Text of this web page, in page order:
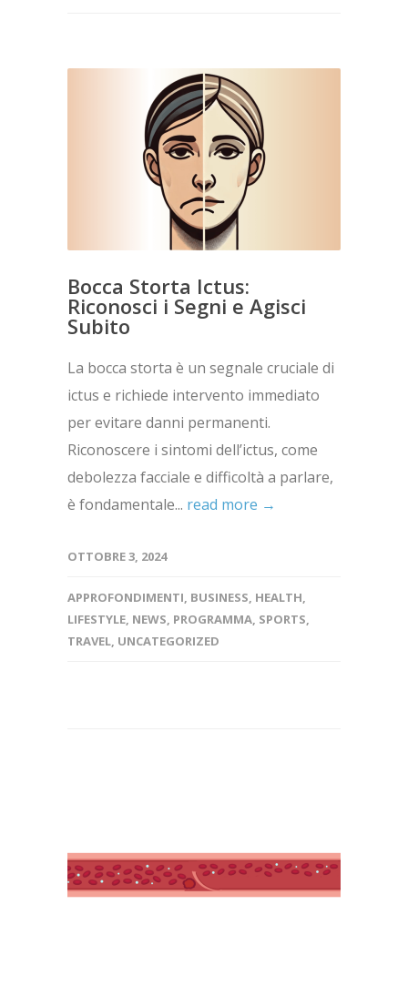
Bocca Storta Ictus:
Riconosci i Segni e Agisci
Subito
La bocca storta è un segnale cruciale di
ictus e richiede intervento immediato
per evitare danni permanenti.
Riconoscere i sintomi dell’ictus, come
debolezza facciale e difficoltà a parlare,
è fondamentale... read more →
OTTOBRE 3, 2024
APPROFONDIMENTI, BUSINESS, HEALTH,
LIFESTYLE, NEWS, PROGRAMMA, SPORTS,
TRAVEL, UNCATEGORIZED